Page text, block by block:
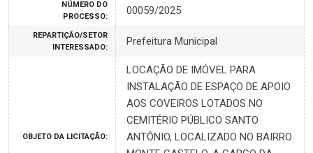
NÚMERO DO
PROCESSO:
00059/2025
REPARTIÇÃO/SETOR
INTERESSADO:
Prefeitura Municipal
OBJETO DA LICITAÇÃO:
LOCAÇÃO DE IMÓVEL PARA
INSTALAÇÃO DE ESPAÇO DE APOIO
AOS COVEIROS LOTADOS NO
CEMITÉRIO PÚBLICO SANTO
ANTÔNIO, LOCALIZADO NO BAIRRO